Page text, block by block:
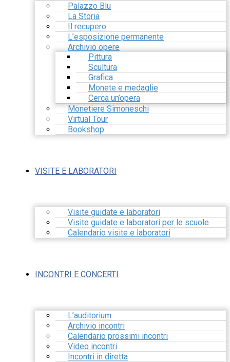
Palazzo Blu
La Storia
Il recupero
L’esposizione permanente
Archivio opere
Pittura
Scultura
Grafica
Monete e medaglie
Cerca un’opera
Monetiere Simoneschi
Virtual Tour
Bookshop
VISITE E LABORATORI
Visite guidate e laboratori
Visite guidate e laboratori per le scuole
Calendario visite e laboratori
INCONTRI E CONCERTI
L’auditorium
Archivio incontri
Calendario prossimi incontri
Video incontri
Incontri in diretta